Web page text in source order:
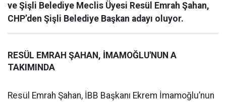
ve Şişli Belediye Meclis Üyesi Resül Emrah Şahan,
CHP’den Şişli Belediye Başkan adayı oluyor.
RESÜL EMRAH ŞAHAN, İMAMOĞLU'NUN A
TAKIMINDA
Resül Emrah Şahan, İBB Başkanı Ekrem İmamoğlu’nun